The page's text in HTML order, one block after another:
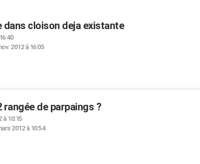
dans cloison deja existante
2012 à 16:05
de parpaings ?
à 10:15
2012 à 10:54